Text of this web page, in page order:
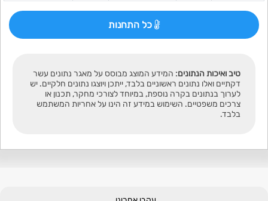
כל התחנות
טיב ואיכות הנתונים: המידע המוצג מבוסס על מאגר נתונים עשר
דקתיים ואלו נתונים ראשוניים בלבד, ייתכן ויוצגו נתונים חלקיים. יש
לערוך בנתונים בקרה נוספת, במיוחד לצורכי מחקר, תכנון או
צרכים משפטיים. השימוש במידע זה הינו על אחריות המשתמש
בלבד.